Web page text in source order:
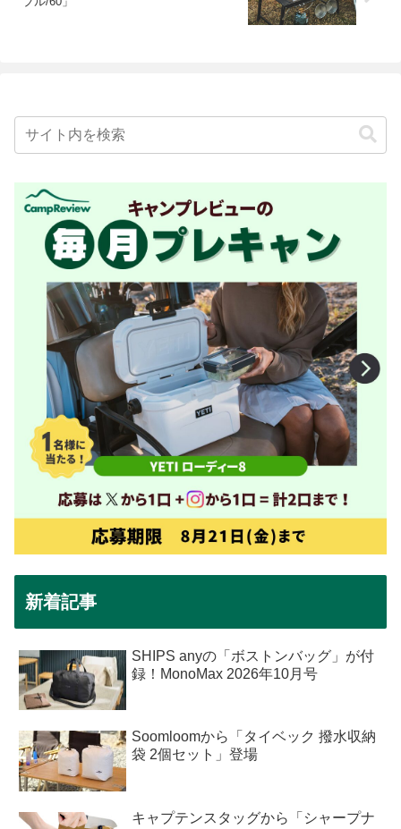
新着記事
SHIPS anyの「ボストンバッグ」が付
録！MonoMax 2026年10月号
Soomloomから「タイベック 撥水収納
袋 2個セット」登場
キャプテンスタッグから「シャープナ